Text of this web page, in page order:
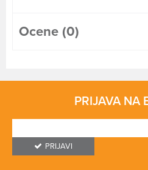
Ocene (0)
PRIJAVA NA
PRIJAVI